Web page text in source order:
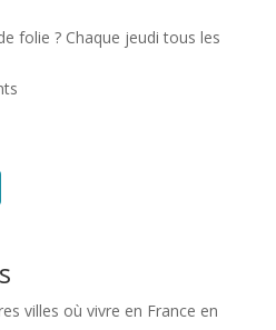
folie ? Chaque jeudi tous les
Email
villes où vivre en France en